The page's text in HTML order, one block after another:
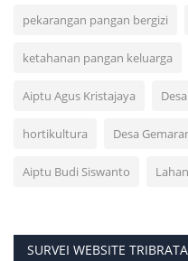
pekarangan pangan bergizi
ketahanan pangan keluarga
Aiptu Agus Kristajaya
hortikultura Desa
Aiptu Budi Siswanto
SURVEI WEBSITE